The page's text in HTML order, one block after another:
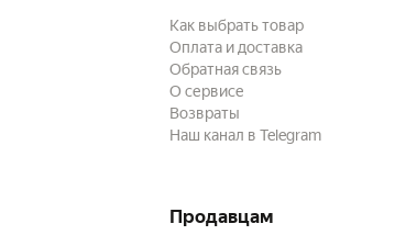
Как выбрать товар
Оплата и доставка
Обратная связь
О сервисе
Возвраты
Наш канал в Telegram
Продавцам